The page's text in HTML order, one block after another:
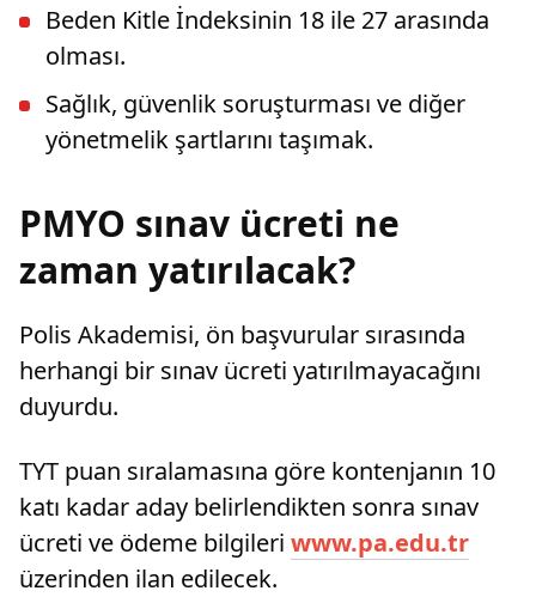
Beden Kitle İndeksinin 18 ile 27 arasında
olması.
Sağlık, güvenlik soruşturması ve diğer
yönetmelik şartlarını taşımak.
PMYO sınav ücreti ne
zaman yatırılacak?
Polis Akademisi, ön başvurular sırasında
herhangi bir sınav ücreti yatırılmayacağını
duyurdu.
TYT puan sıralamasına göre kontenjanın 10
katı kadar aday belirlendikten sonra sınav
ücreti ve ödeme bilgileri www.pa.edu.tr
üzerinden ilan edilecek.